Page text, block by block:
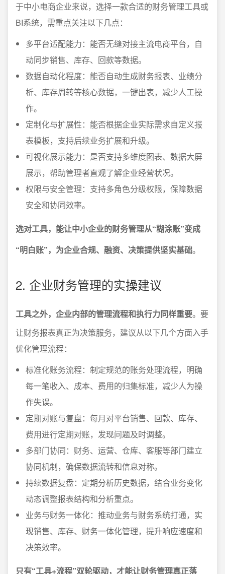
于中小电商企业来说，选择一款合适的财务管理工具或
BI系统，需重点关注以下几点：
多平台适配能力：能否无缝对接主流电商平台，自
动同步销售、库存、回款等数据。
数据自动化程度：能否自动生成财务报表、业绩分
析、库存周转等核心数据，一键出表，减少人工操
作。
定制化与扩展性：能否根据企业实际需求自定义报
表模板，支持后续业务扩展和升级。
可视化展示能力：是否支持多维度图表、数据大屏
展示，帮助管理者直观了解企业经营状况。
权限与安全管理：支持多角色分级权限，保障数据
安全和协同效率。
选对工具，能让中小企业的财务管理从“糊涂账”变成
“明白账”，为企业合规、融资、决策提供坚实基础。
2. 企业财务管理的实操建议
工具之外，企业内部的管理流程和执行力同样重要。要
让财务报表真正为决策服务，建议从以下几个方面入手
优化管理流程：
标准化账务流程：制定规范的账务处理流程，明确
每一笔收入、成本、费用的归集标准，减少人为操
作失误。
定期对账与复盘：每月对平台销售、回款、库存、
费用进行定期对账，发现问题及时调整。
多部门协同：财务、运营、仓库、客服等部门建立
协同机制，确保数据流转和信息对称。
持续数据复盘：定期分析历史数据，结合业务变化
动态调整报表结构和分析重点。
业务与财务一体化：推动业务与财务系统打通，实
现销售、库存、财务一体化管理，提升响应速度和
决策效率。
只有“工具+流程”双轮驱动，才能让财务管理真正落